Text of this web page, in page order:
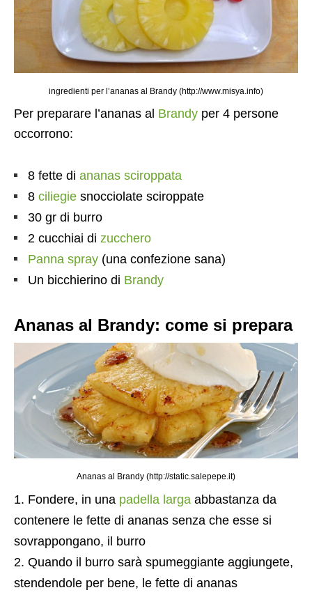
ingredienti per l’ananas al Brandy (http://www.misya.info)
Per preparare l’ananas al Brandy per 4 persone
occorrono:
8 fette di ananas sciroppata
8 ciliegie snocciolate sciroppate
30 gr di burro
2 cucchiai di zucchero
Panna spray (una confezione sana)
Un bicchierino di Brandy
Ananas al Brandy: come si prepara
Ananas al Brandy (http://static.salepepe.it)
Fondere, in una padella larga abbastanza da
contenere le fette di ananas senza che esse si
sovrappongano, il burro
Quando il burro sarà spumeggiante aggiungete,
stendendole per bene, le fette di ananas